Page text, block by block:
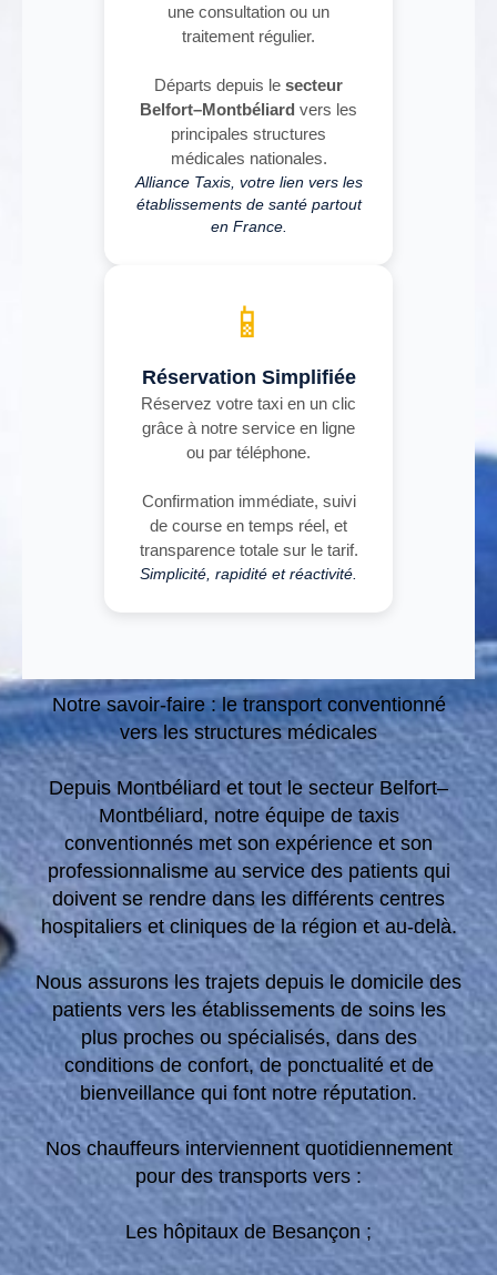
une consultation ou un
traitement régulier.
Départs depuis le secteur
Belfort–Montbéliard vers les
principales structures
médicales nationales.
Alliance Taxis, votre lien vers les
établissements de santé partout
en France.
📱
Réservation Simplifiée
Réservez votre taxi en un clic
grâce à notre service en ligne
ou par téléphone.
Confirmation immédiate, suivi
de course en temps réel, et
transparence totale sur le tarif.
Simplicité, rapidité et réactivité.
Notre savoir-faire : le transport conventionné
vers les structures médicales
Depuis Montbéliard et tout le secteur Belfort–
Montbéliard, notre équipe de taxis
conventionnés met son expérience et son
professionnalisme au service des patients qui
doivent se rendre dans les différents centres
hospitaliers et cliniques de la région et au-delà.
Nous assurons les trajets depuis le domicile des
patients vers les établissements de soins les
plus proches ou spécialisés, dans des
conditions de confort, de ponctualité et de
bienveillance qui font notre réputation.
Nos chauffeurs interviennent quotidiennement
pour des transports vers :
Les hôpitaux de Besançon ;